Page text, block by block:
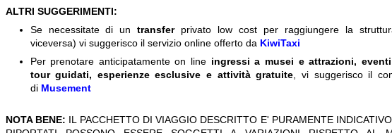
ALTRI SUGGERIMENTI:
Se necessitate di untransfer privato low cost per raggiungere la
viceversa) vi suggerisco il servizio online offerto da KiwiTaxi
Per prenotare anticipatamente on line ingressi a musei e attrazioni,
tour guidati, esperienze esclusive e attività gratuite , vi suggerisco il
di Musement
NOTA BENE: IL PACCHETTO DI VIAGGIO DESCRITTO E' PURAMENTE